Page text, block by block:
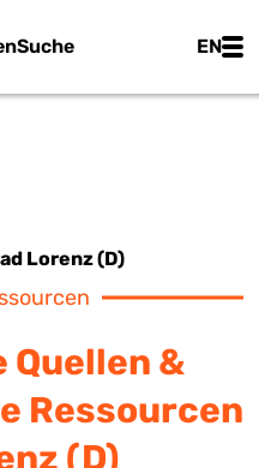
Suche EN
Lorenz (D)
Quellen &
Ressourcen
(D)